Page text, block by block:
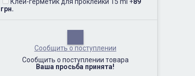
грн.
Сообщить о поступлении
Сообщить о поступлении товара
Ваша просьба принята!